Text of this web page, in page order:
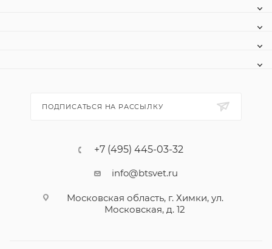
ПОДПИСАТЬСЯ НА РАССЫЛКУ
+7 (495) 445-03-32
info@btsvet.ru
Московская область, г. Химки, ул.
Московская, д. 12